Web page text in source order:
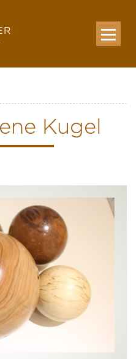
Kugel